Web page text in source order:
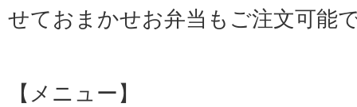
せておまかせお弁当もご注文可能
【メニュー】